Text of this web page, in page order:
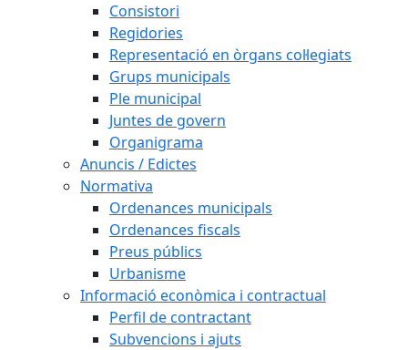
Consistori
Regidories
Representació en òrgans col·legiats
Grups municipals
Ple municipal
Juntes de govern
Organigrama
Anuncis / Edictes
Normativa
Ordenances municipals
Ordenances fiscals
Preus públics
Urbanisme
Informació econòmica i contractual
Perfil de contractant
Subvencions i ajuts